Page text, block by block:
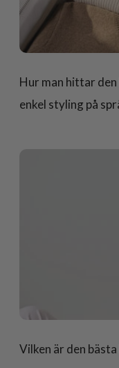
Hur man hittar
enkel styling på
Vilken är den